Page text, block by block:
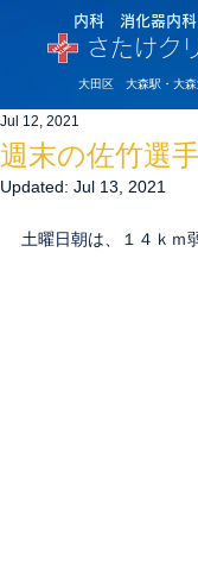
内科 消化器内
さたけク
大田区 大森駅・大森
週末の佐竹選手
Jul 12, 2021
Updated: Jul 13, 2021
土曜日朝は、１４ｋｍ